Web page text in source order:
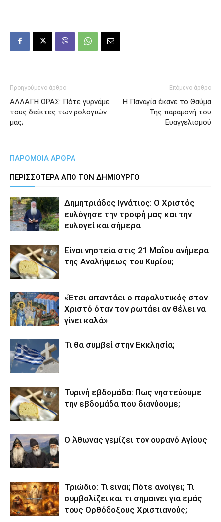
Προηγούμενο άρθρο
ΑΛΛΑΓΗ ΩΡΑΣ: Πότε γυρνάμε
τους δείκτες των ρολογιών
μας;
Επόμενο άρθρο
Η Παναγία έκανε το Θαύμα
Της παραμονή του
Ευαγγελισμού
ΠΑΡΟΜΟΙΑ ΑΡΘΡΑ
ΠΕΡΙΣΣΟΤΕΡΑ ΑΠΟ ΤΟΝ ΔΗΜΙΟΥΡΓΟ
Δημητριάδος Ιγνάτιος: Ο Χριστός
ευλόγησε την τροφή μας και την
ευλογεί και σήμερα
Είναι νηστεία στις 21 Μαΐου ανήμερα
της Αναλήψεως του Κυρίου;
«Έτσι απαντάει ο παραλυτικός στον
Χριστό όταν τον ρωτάει αν θέλει να
γίνει καλά»
Τι θα συμβεί στην Εκκλησία;
Τυρινή εβδομάδα: Πως νηστεύουμε
την εβδομάδα που διανύουμε;
Ο Άθωνας γεμίζει τον ουρανό Αγίους
Τριώδιο: Τι ειναι; Πότε ανοίγει; Τι
συμβολίζει και τι σημαινει για εμάς
τους Ορθόδοξους Χριστιανούς;